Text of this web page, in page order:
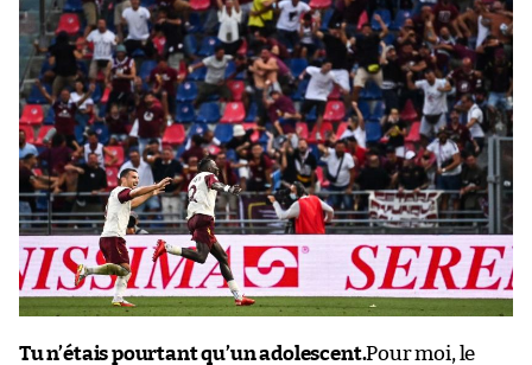
Tu n’étais pourtant qu’un adolescent.Pour moi, le